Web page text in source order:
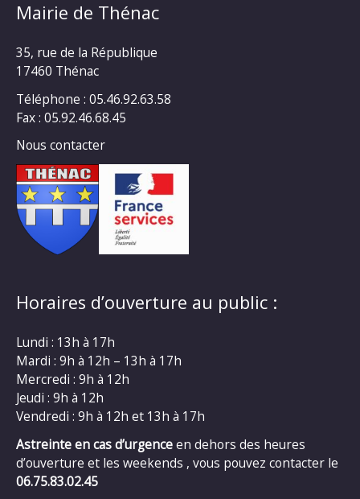
Mairie de Thénac
35, rue de la République
17460 Thénac
Téléphone : 05.46.92.63.58
Fax : 05.92.46.68.45
Nous contacter
Horaires d’ouverture au public :
Lundi : 13h à 17h
Mardi : 9h à 12h – 13h à 17h
Mercredi : 9h à 12h
Jeudi : 9h à 12h
Vendredi : 9h à 12h et 13h à 17h
Astreinte en cas d’urgenceen dehors des heures
d’ouverture et les weekends , vous pouvez contacter le
06.75.83.02.45